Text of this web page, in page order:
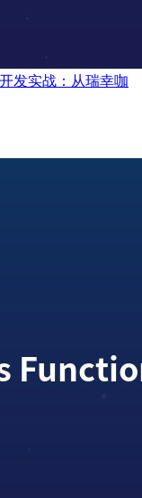
发实战：从瑞幸咖